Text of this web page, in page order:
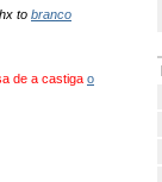
to branco
de a castiga o